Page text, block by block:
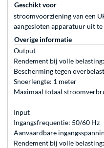
Geschikt voor
stroomvoorziening van een
aangesloten apparatuur uit te
Overige informatie
Output
Rendement bij volle
Bescherming tegen
Snoerlengte: 1 meter
Maximaal totaal
Input
Ingangsfrequentie: 50/60 Hz
Aanvaardbare
Rendement bij volle